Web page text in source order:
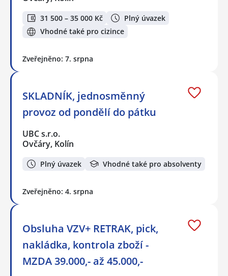
31 500 – 35 000 Kč
Plný úvazek
Vhodné také pro cizince
Zveřejněno: 7. srpna
SKLADNÍK, jednosměnný
provoz od pondělí do pátku
UBC s.r.o.
Ovčáry, Kolín
Plný úvazek Vhodné také pro absolventy
Zveřejněno: 4. srpna
Obsluha VZV+ RETRAK, pick,
nakládka, kontrola zboží -
MZDA 39.000,- až 45.000,-